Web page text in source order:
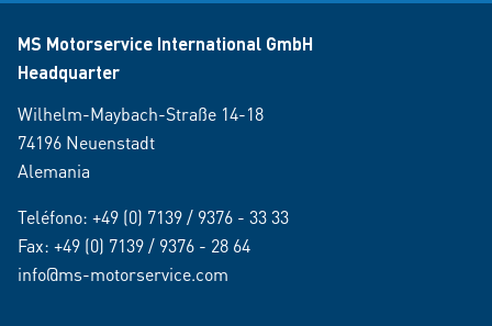
MS Motorservice International GmbH
Headquarter
Wilhelm-Maybach-Straße 14-18
74196 Neuenstadt
Alemania
Teléfono: +49 (0) 7139 / 9376 - 33 33
Fax: +49 (0) 7139 / 9376 - 28 64
info@ms-motorservice.com